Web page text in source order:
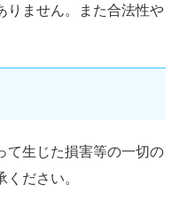
りません。また合法性や
て生じた損害等の一切の
ださい。